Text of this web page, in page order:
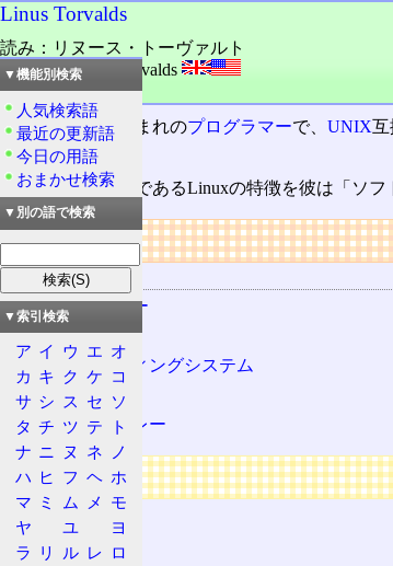
Linus Torvalds
読み：リヌース・トーヴァルト
外語：Linus B. Torvalds
品詞：人名
フィンランド生まれのプログラマーで、UNIX互
る。
オープンソース
であるLinuxの特徴を彼は「ソ
リンク
関連する用語
プログラマー
UNIX
オペレーティングシステム
Linux
シリコンバレー
広告
▼機能別検索
人気検索語
最近の更新語
今日の用語
おまかせ検索
▼別の語で検索
▼索引検索
ア イ ウ エ オ
カ キ ク ケ コ
サ シ ス セ ソ
タ チ ツ テ
ト
ナ ニ ヌ ネ
ノ
ハ ヒ フ ヘ ホ
マ ミ ム メ
モ
ヤ
ユ
ヨ
ラ
リ ル レ ロ